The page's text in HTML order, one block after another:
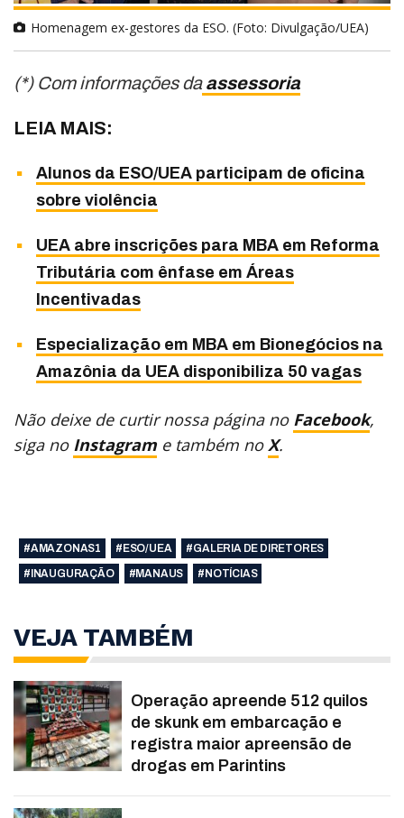
Homenagem ex-gestores da ESO. (Foto: Divulgação/UEA)
(*) Com informações daassessoria
LEIA MAIS:
Alunos da ESO/UEA participam de oficina
sobre violência
UEA abre inscrições para MBA em Reforma
Tributária com ênfase em Áreas
Incentivadas
Especialização em MBA em Bionegócios na
Amazônia da UEA disponibiliza 50 vagas
Não deixe de curtir nossa página no Facebook,
siga no Instagram e também noX.
#AMAZONAS1 #ESO/UEA
#GALERIA DE DIRETORES
#INAUGURAÇÃO
#MANAUS #NOTÍCIAS
VEJA TAMBÉM
Operação apreende 512 quilos
de skunk em embarcação e
registra maior apreensão de
drogas em Parintins